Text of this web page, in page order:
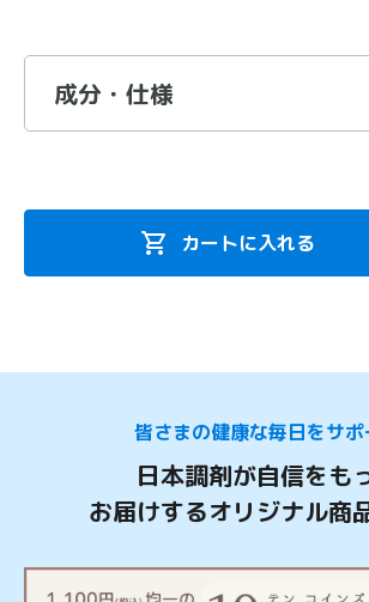
成分・仕様
カートに入れる
皆さまの健康な毎日をサポ
日本調剤が自信をも
お届けするオリジナル商